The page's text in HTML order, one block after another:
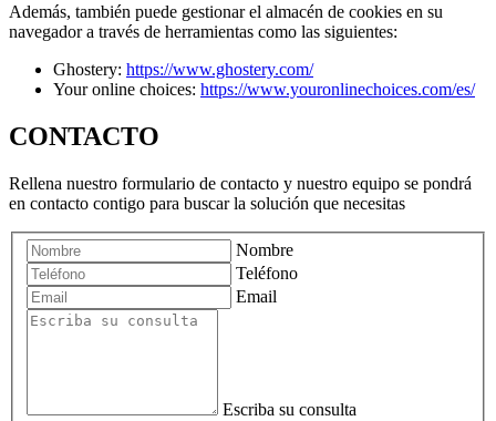
Además, también puede gestionar el almacén de cookies en su
navegador a través de herramientas como las siguientes:
Ghostery: https://www.ghostery.com/
Your online choices: https://www.youronlinechoices.com/es/
CONTACTO
Rellena nuestro formulario de contacto y nuestro equipo se pondrá
en contacto contigo para buscar la solución que necesitas
Nombre
Teléfono
Email
Escriba su consulta